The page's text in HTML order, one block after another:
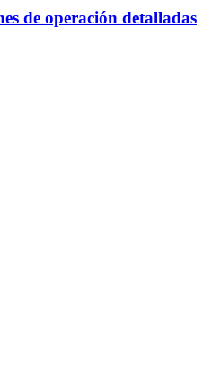
de operación detalladas